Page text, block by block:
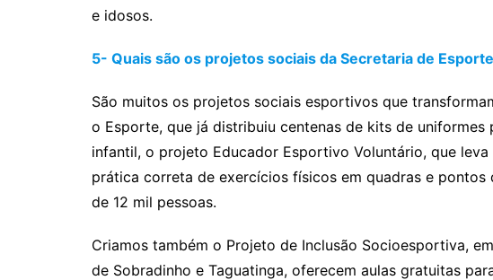
e idosos.
5- Quais são os projetos sociais da Secretaria de
São muitos os projetos sociais esportivos que
o Esporte, que já distribuiu centenas de kits de uniformes
infantil, o projeto Educador Esportivo Voluntário, que
prática correta de exercícios físicos em quadras e pontos
de 12 mil pessoas.
Criamos também o Projeto de Inclusão Socioesportiva,
de Sobradinho e Taguatinga, oferecem aulas gratuitas